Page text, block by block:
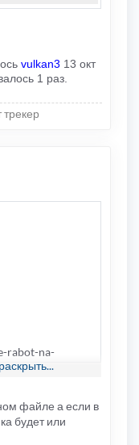
vulkan3 13 окт
1 раз.
rabot-na-
файле а если в
будет или